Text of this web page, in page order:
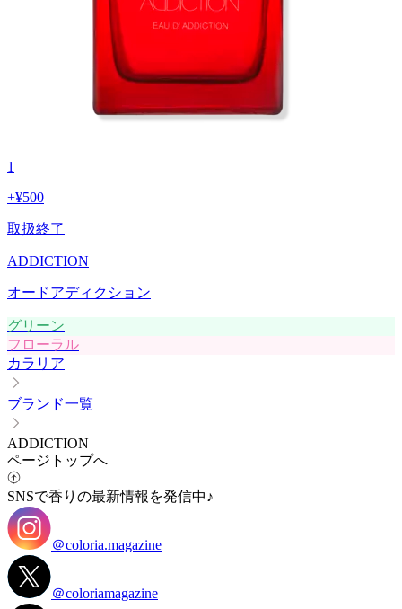
1
+¥500
取扱終了
ADDICTION
オードアディクション
グリーン
フローラル
カラリア
ブランド一覧
ADDICTION
ページトップへ
SNSで香りの最新情報を発信中♪
＠coloria.magazine
＠coloriamagazine